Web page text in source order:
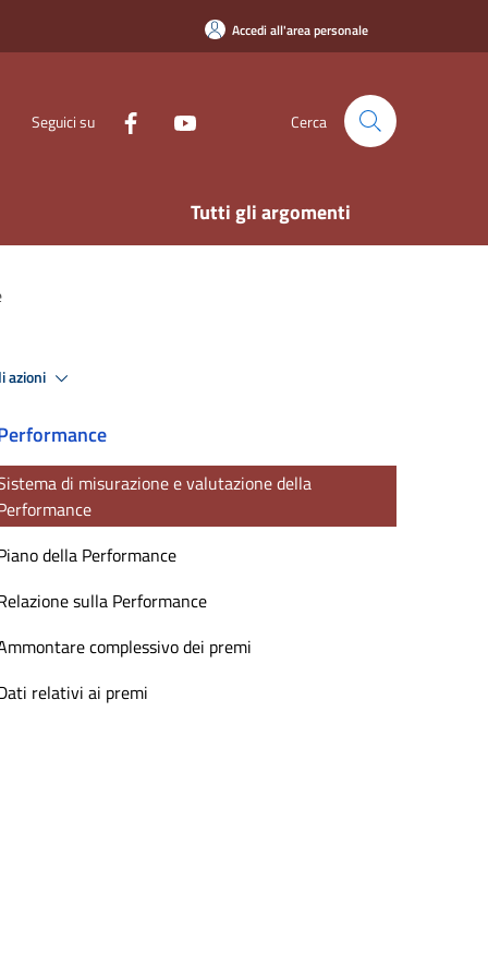
Accedi all'area personale
Seguici su Cerca
Tutti gli argomenti
azioni
di misurazione e valutazione della
della Performance
sulla Performance
complessivo dei premi
relativi ai premi